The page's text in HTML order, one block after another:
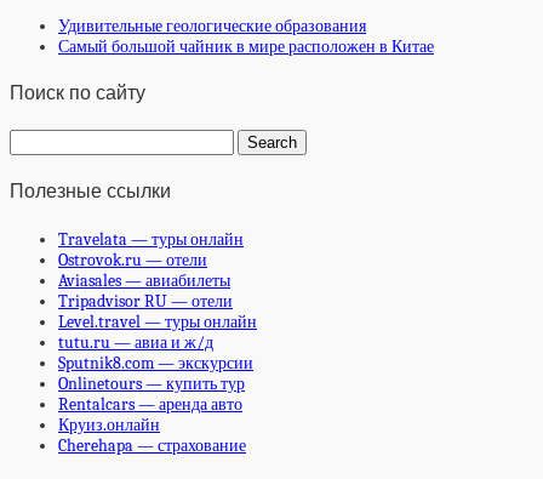
Удивительные геологические образования
Самый большой чайник в мире расположен в Китае
Поиск по сайту
Полезные ссылки
Travelata — туры онлайн
Ostrovok.ru — отели
Aviasales — авиабилеты
Tripadvisor RU — отели
Level.travel — туры онлайн
tutu.ru — авиа и ж/д
Sputnik8.com — экскурсии
Onlinetours — купить тур
Rentalcars — аренда авто
Круиз.онлайн
Cherehapa — страхование